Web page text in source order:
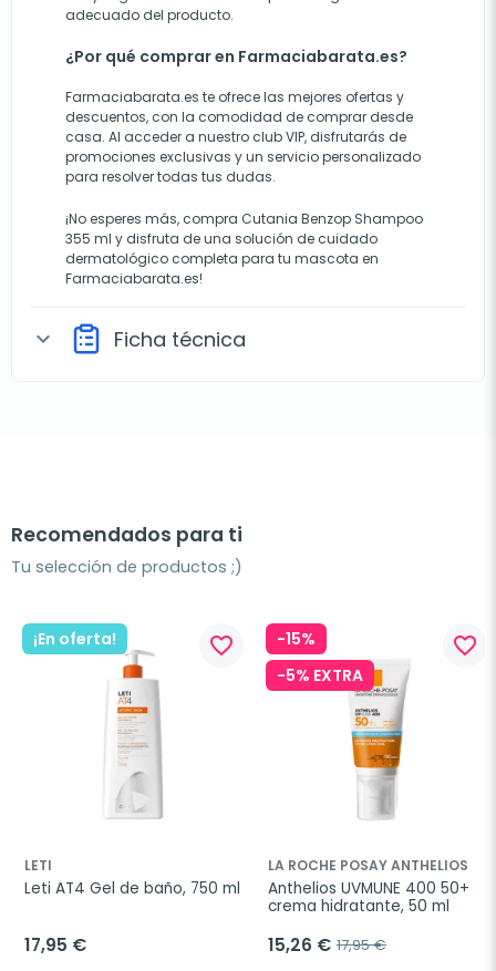
adecuado del producto.
¿Por qué comprar en Farmaciabarata.es?
Farmaciabarata.es te ofrece las mejores ofertas y
descuentos, con la comodidad de comprar desde
casa. Al acceder a nuestro club VIP, disfrutarás de
promociones exclusivas y un servicio personalizado
para resolver todas tus dudas.
¡No esperes más, compra Cutania Benzop Shampoo
355 ml y disfruta de una solución de cuidado
dermatológico completa para tu mascota en
Farmaciabarata.es!
expand_more Ficha técnica
Recomendados para ti
Tu selección de productos ;)
¡En oferta! favorite_border
LETI
Leti AT4 Gel de baño, 750 ml
17,95 €
-15%
-5% EXTRA
favorite_border
LA ROCHE POSAY ANTHELIOS
Anthelios UVMUNE 400 50+
crema hidratante, 50 ml
15,26 € 17,95 €